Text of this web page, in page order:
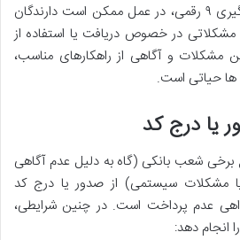
با وجود تمام مزایای کد رهگیری ۹ رقمی، در عمل ممکن است دارندگان
در خصوص دریافت یا استفاده از
مشکلات و آگاهی از راهکارهای مناسب،
حیاتی است.
یا درج کد
برخی شعب بانکی (گاه به دلیل عدم آگاهی
یا مشکلات سیستمی) از صدور یا درج کد
گواهی عدم پرداخت است. در چنین شرایطی،
انجام دهد: